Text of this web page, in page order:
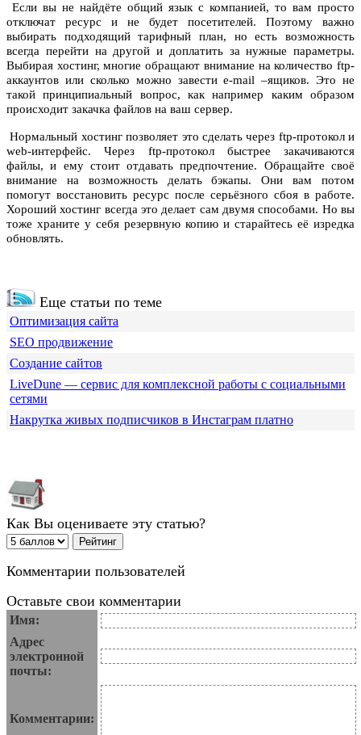
Если вы не найдёте общий язык с компанией, то вам просто
отключат ресурс и не будет посетителей. Поэтому важно
выбирать подходящий тарифный план, но есть возможность
всегда перейти на другой и доплатить за нужные параметры.
Выбирая хостинг, многие обращают внимание на количество ftp-
аккаунтов или сколько можно завести e-mail –ящиков. Это не
такой принципиальный вопрос, как например каким образом
происходит закачка файлов на ваш сервер.
Нормальный хостинг позволяет это сделать через ftp-протокол и
web-интерфейс. Через ftp-протокол быстрее закачиваются
файлы, и ему стоит отдавать предпочтение. Обращайте своё
внимание на возможность делать бэкапы. Они вам потом
помогут восстановить ресурс после серьёзного сбоя в работе.
Хороший хостинг всегда это делает сам двумя способами. Но вы
тоже храните у себя резервную копию и старайтесь её изредка
обновлять.
Еще статьи по теме
Оптимизация сайта
SEO продвижение
Создание сайтов
LiveDune — сервис для комплексной работы с социальными
сетями
Накрутка живых подписчиков в Инстаграм платно
Как Вы оцениваете эту статью?
Комментарии пользователей
Оставьте свои комментарии
Имя:
Адрес
электронной
почты:
Комментарии: